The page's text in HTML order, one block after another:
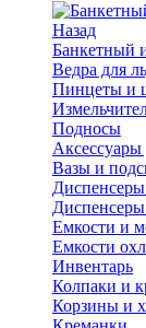
Назад
Банкетный
Ведра для
Пинцеты и
Подносы
Вазы и
Емкости и
Емкости
Инвентарь
Колпаки и
Корзины и